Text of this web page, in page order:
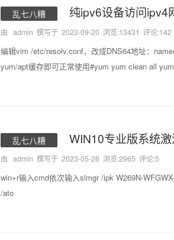
乱七八糟 纯ipv6设备访问ipv4
由 admin 撰写于 2023-09-20 浏览:13431 评论:142
编辑vim /etc/resolv.conf，改成DNS64地址：
yum/apt缓存即可正常使用#yum yum clean all
乱七八糟 WIN10专业版系统
由 admin 撰写于 2023-05-26 浏览:2965 评论:5
win+r输入cmd依次输入slmgr /ipk W269N-
/ato